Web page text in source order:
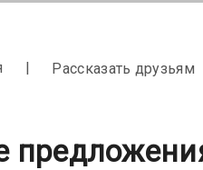
Рассказать друзьям